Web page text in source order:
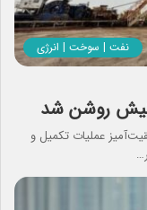
نفت | سوخت | انرژی
روشن شد
عملیات تکمیل و